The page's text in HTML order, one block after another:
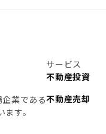
企業である
す。
サービス
不動産投資
不動産売却